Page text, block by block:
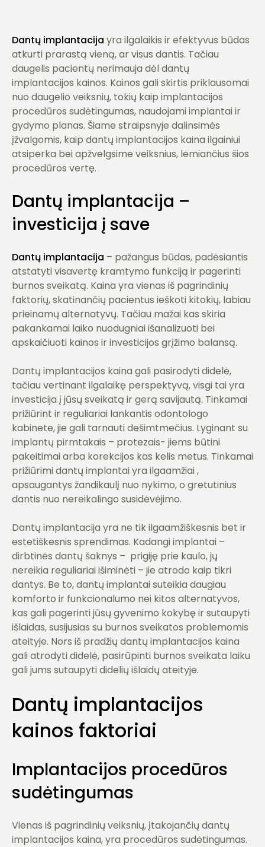
Dantų implantacija yra ilgalaikis ir efektyvus būdas
atkurti prarastą vieną, ar visus dantis. Tačiau
daugelis pacientų nerimauja dėl dantų
implantacijos kainos. Kainos gali skirtis priklausomai
nuo daugelio veiksnių, tokių kaip implantacijos
procedūros sudėtingumas, naudojami implantai ir
gydymo planas. Šiame straipsnyje dalinsimės
įžvalgomis, kaip dantų implantacijos kaina ilgainiui
atsiperka bei apžvelgsime veiksnius, lemiančius šios
procedūros vertę.
Dantų implantacija –
investicija į save
Dantų implantacija – pažangus būdas, padėsiantis
atstatyti visavertę kramtymo funkciją ir pagerinti
burnos sveikatą. Kaina yra vienas iš pagrindinių
faktorių, skatinančių pacientus ieškoti kitokių, labiau
prieinamų alternatyvų. Tačiau mažai kas skiria
pakankamai laiko nuodugniai išanalizuoti bei
apskaičiuoti kainos ir investicijos grįžimo balansą.
Dantų implantacijos kaina gali pasirodyti didelė,
tačiau vertinant ilgalaikę perspektyvą, visgi tai yra
investicija į jūsų sveikatą ir gerą savijautą. Tinkamai
prižiūrint ir reguliariai lankantis odontologo
kabinete, jie gali tarnauti dešimtmečius. Lyginant su
implantų pirmtakais – protezais- jiems būtini
pakeitimai arba korekcijos kas kelis metus. Tinkamai
prižiūrimi dantų implantai yra ilgaamžiai ,
apsaugantys žandikaulį nuo nykimo, o gretutinius
dantis nuo nereikalingo susidėvėjimo.
Dantų implantacija yra ne tik ilgaamžiškesnis bet ir
estetiškesnis sprendimas. Kadangi implantai –
dirbtinės dantų šaknys – prigiję prie kaulo, jų
nereikia reguliariai išiminėti – jie atrodo kaip tikri
dantys. Be to, dantų implantai suteikia daugiau
komforto ir funkcionalumo nei kitos alternatyvos,
kas gali pagerinti jūsų gyvenimo kokybę ir sutaupyti
išlaidas, susijusias su burnos sveikatos problemomis
ateityje. Nors iš pradžių dantų implantacijos kaina
gali atrodyti didelė, pasirūpinti burnos sveikata laiku
gali jums sutaupyti didelių išlaidų ateityje.
Dantų implantacijos
kainos faktoriai
Implantacijos procedūros
sudėtingumas
Vienas iš pagrindinių veiksnių, įtakojančių dantų
implantacijos kaina, yra procedūros sudėtingumas.